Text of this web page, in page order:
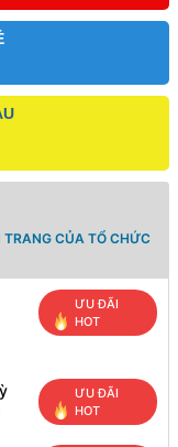
TRANG CỦA TỔ CHỨC
ƯU ĐÃI
HOT
ƯU ĐÃI
HOT